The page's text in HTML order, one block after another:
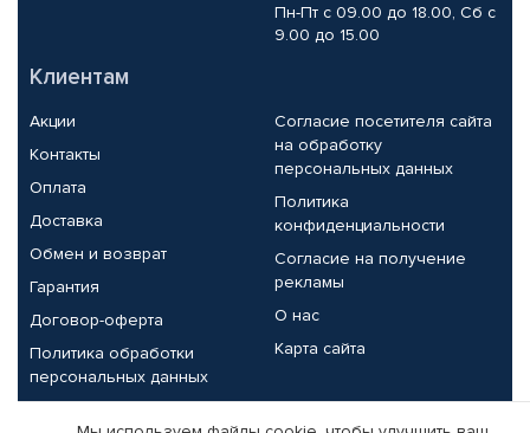
Пн-Пт с 09.00 до 18.00, Сб с
9.00 до 15.00
Клиентам
Акции
Контакты
Оплата
Доставка
Обмен и возврат
Гарантия
Договор-оферта
Политика обработки
персональных данных
Согласие посетителя сайта
на обработку
персональных данных
Политика
конфиденциальности
Согласие на получение
рекламы
О нас
Карта сайта